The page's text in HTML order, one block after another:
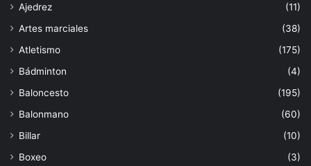
Ajedrez
(11)
Artes marciales
(38)
Atletismo
(175)
Bádminton
(4)
Baloncesto
(195)
Balonmano
(60)
Billar
(10)
Boxeo
(3)